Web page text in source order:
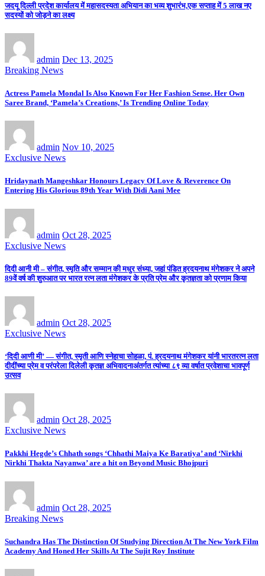
जदयू दिल्ली प्रदेश कार्यालय में महासदस्यता अभियान का भव्य शुभारंभ,एक सप्ताह में 5 लाख नए
सदस्यों को जोड़ने का लक्ष्य
admin Dec 13, 2025
Breaking News
Actress Pamela Mondal Is Also Known For Her Fashion Sense. Her Own
Saree Brand, ‘Pamela’s Creations,’ Is Trending Online Today
admin Nov 10, 2025
Exclusive News
Hridaynath Mangeshkar Honours Legacy Of Love & Reverence On
Entering His Glorious 89th Year With Didi Aani Mee
admin Oct 28, 2025
Exclusive News
दिदी आनी मी – संगीत, स्मृति और सम्मान की मधुर संध्या, जहां पंडित ह्रदयनाथ मंगेशकर ने अपने
89वें वर्ष की शुरुआत पर भारत रत्न लता मंगेशकर के प्रति प्रेम और कृतज्ञता को प्रणाम किया
admin Oct 28, 2025
Exclusive News
‘दिदी आणी मी’ — संगीत, स्मृती आणि स्नेहाचा सोहळा, पं. ह्रदयनाथ मंगेशकर यांनी भारतरत्न लता
दीदींच्या प्रेम व परंपरेला दिलेली कृतज्ञ अभिवादनाअंतर्गत त्यांच्या ८९ व्या वर्षात प्रवेशाचा भावपूर्ण
उत्सव
admin Oct 28, 2025
Exclusive News
Pakkhi Hegde’s Chhath songs ‘Chhathi Maiya Ke Baratiya’ and ‘Nirkhi
Nirkhi Thakta Nayanwa’ are a hit on Beyond Music Bhojpuri
admin Oct 28, 2025
Breaking News
Suchandra Has The Distinction Of Studying Direction At The New York Film
Academy And Honed Her Skills At The Sujit Roy Institute